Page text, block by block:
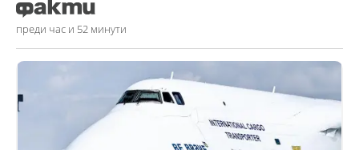
преди час и 52 минути